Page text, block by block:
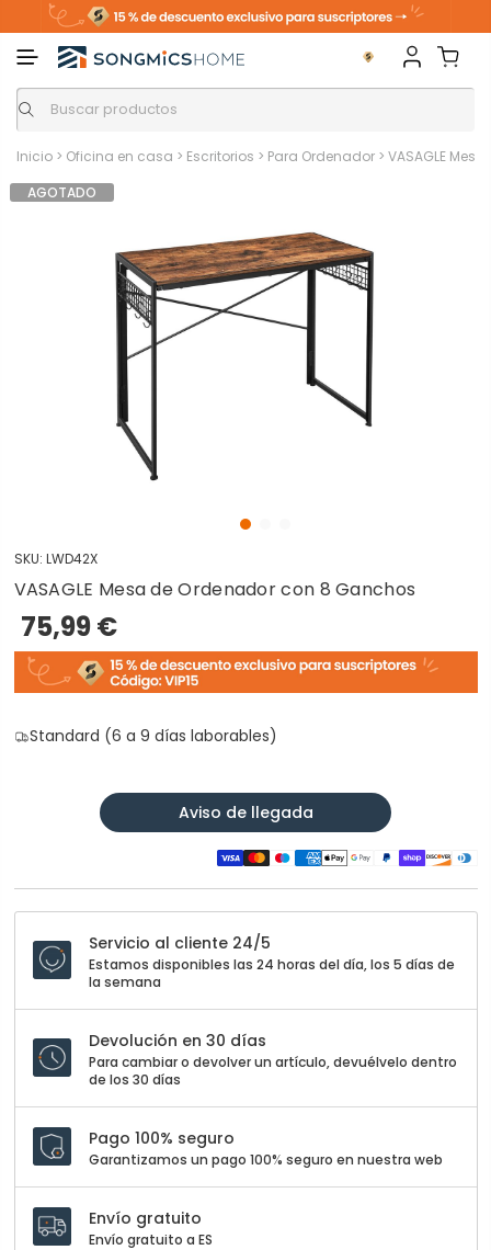
Inicio > Oficina en casa > Escritorios > Para Ordenador > VASAGLE
AGOTADO
SKU: LWD42X
VASAGLE Mesa de Ordenador con 8 Ganchos
75,99 €
Standard (6 a 9 días laborables)
Aviso de llegada
Servicio al cliente 24/5
Estamos disponibles las 24 horas del día, los 5 días de
la semana
Devolución en 30 días
Para cambiar o devolver un artículo, devuélvelo dentro
de los 30 días
Pago 100% seguro
Garantizamos un pago 100% seguro en nuestra web
Envío gratuito
Envío gratuito a ES